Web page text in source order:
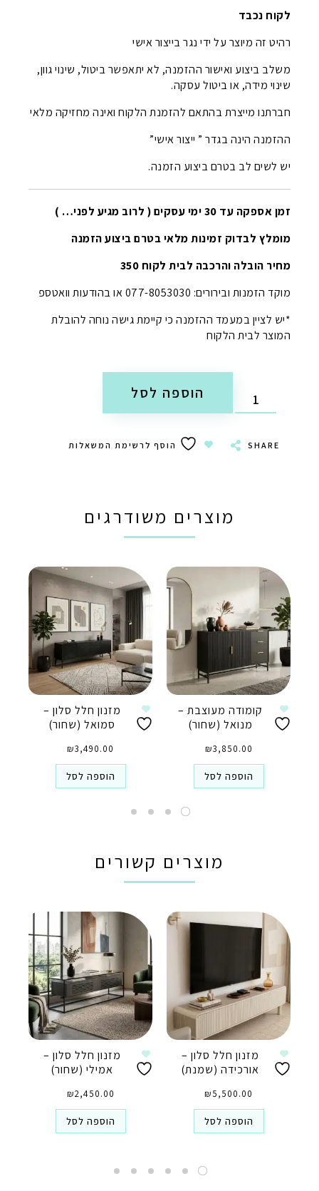
לקוח נכבד
רהיט זה מיוצר על ידי נגר בייצור אישי
משלב ביצוע ואישור ההזמנה, לא יתאפשר ביטול, שינוי גוון,
שינוי מידה, או ביטול עסקה.
חברתנו מייצרת בהתאם להזמנת הלקוח ואינה מחזיקה מלאי
ההזמנה הינה בגדר ” ייצור אישי”
יש לשים לב בטרם ביצוע הזמנה.
זמן אספקה עד 30 ימי עסקים ( לרוב מגיע לפני… )
מומלץ לבדוק זמינות מלאי בטרם ביצוע הזמנה
מחיר הובלה והרכבה לבית לקוח 350
מוקד הזמנות ובירורים: 077-8053030 או בהודעות וואטספ
*יש לציין במעמד ההזמנה כי קיימת גישה נוחה להובלת
המוצר לבית הלקוח
הוספה לסל
SHARE הוסף לרשימת המשאלות
מוצרים משודרגים
קומודה מעוצבת –
מנואל (שחור)
₪3,850.00
הוספה לסל
מזנון חלל סלון –
סמואל (שחור)
₪3,490.00
הוספה לסל
מוצרים קשורים
מזנון חלל סלון –
אורכידה (שמנת)
₪5,500.00
הוספה לסל
מזנון חלל סלון –
אמילי (שחור)
₪2,450.00
הוספה לסל